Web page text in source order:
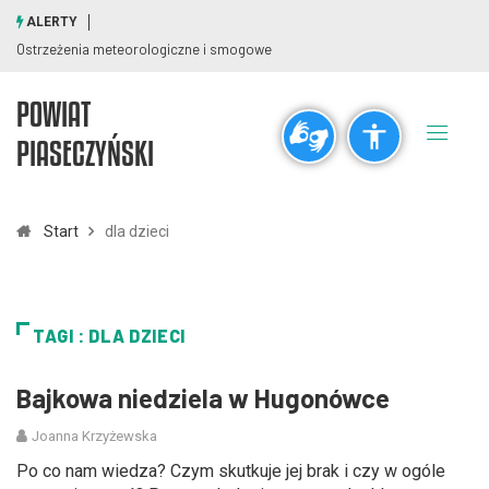
visibility_off title
Pomniejsz
remove_circle_outline add_circle_outline
ALERTY
Ostrzeżenia meteorologiczne i smogowe
POWIAT
PIASECZYŃSKI
Start dla dzieci
TAGI : DLA DZIECI
Bajkowa niedziela w Hugonówce
Joanna Krzyżewska
Po co nam wiedza? Czym skutkuje jej brak i czy w ogóle